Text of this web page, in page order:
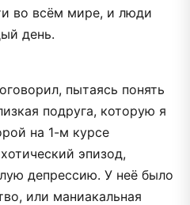
во всём мире, и люди
день.
пытаясь понять
подруга, которую я
на 1-м курсе
эпизод,
депрессию. У неё было
или маниакальная